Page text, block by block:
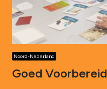
Noord-Nederland
Goed Voorbereid